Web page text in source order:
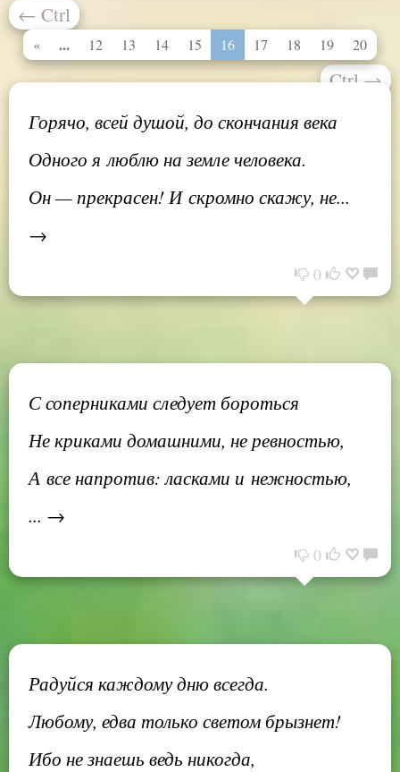
← Ctrl
« ... 12 13 14 15 16 17 18 19 20
Ctrl →
Горячо, всей душой, до скончания века
Одного я люблю на земле человека.
Он — прекрасен! И скромно скажу, не...
→
0
С соперниками следует бороться
Не криками домашними, не ревностью,
А все напротив: ласками и нежностью,
... →
0
Радуйся каждому дню всегда.
Любому, едва только светом брызнет!
Ибо не знаешь ведь никогда,